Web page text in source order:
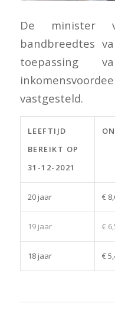
De minister
bandbreedtes
toepassing
vastgesteld.
LEEFTIJD
BEREIKT OP
31-12-2021
20 jaar €
19 jaar €
18 jaar €